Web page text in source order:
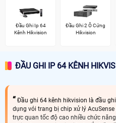
Đầu Ghi Ip 64
Kênh Hikvision
Đầu Ghi 2 Ổ Cứng
Hikvision
ĐẦU GHI IP 64 KÊNH
Đầu ghi 64 kênh hikvision là đầu
dụng vói trang bị chip xử lý
trực quan tốc độ cao nhiều chức